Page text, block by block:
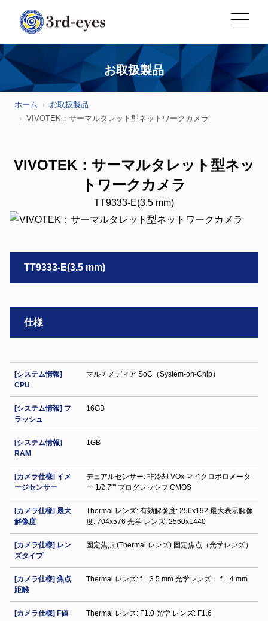
お取扱製品
ホーム
お取扱製品
VIVOTEK：サーマルタレット型ネットワークカメラ
VIVOTEK：サーマルタレット型ネッ
トワークカメラ
TT9333-E(3.5 mm)
TT9333-E(3.5 mm)
仕様
[システム情報]
CPU
マルチメディア SoC（System-on-Chip）
[システム情報] フ
ラッシュ
16GB
[システム情報]
RAM
1GB
[カメラ仕様] イメ
ージセンサー
デュアルセンサー: 非冷却 VOx マイクロボロメータ
ー 1/2.7"" プログレッシブ CMOS
[カメラ仕様] 最大
解像度
Thermal レンズ: 有効解像度: 256x192 最大表示解像
度: 704x576 光学 レンズ: 2560x1440
[カメラ仕様] レン
ズタイプ
固定焦点 (Thermal レンズ) 固定焦点（光学レンズ）
[カメラ仕様] 焦点
距離
Thermal レンズ: f = 3.5 mm 光学レンズ： f = 4 mm
[カメラ仕様] F値 Thermal レンズ: F1.0 光学 レンズ: F1.6